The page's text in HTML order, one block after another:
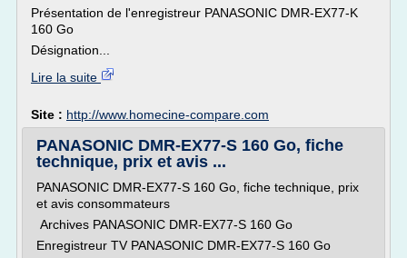
Présentation de l'enregistreur PANASONIC DMR-EX77-K
160 Go
Désignation...
Lire la suite
Site : http://www.homecine-compare.com
PANASONIC DMR-EX77-S 160 Go, fiche
technique, prix et avis ...
PANASONIC DMR-EX77-S 160 Go, fiche technique, prix
et avis consommateurs
Archives PANASONIC DMR-EX77-S 160 Go
Enregistreur TV PANASONIC DMR-EX77-S 160 Go